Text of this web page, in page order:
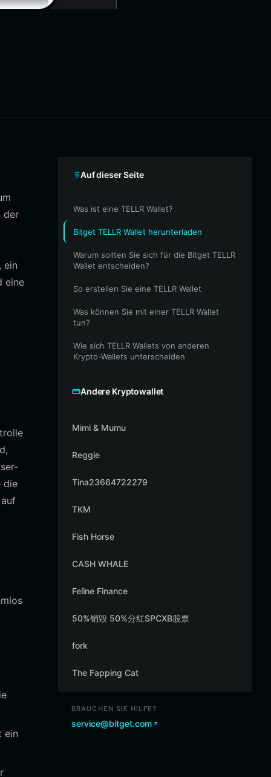
der
ein
eine
die
ein
Auf dieser Seite
Was ist eine TELLR Wallet?
Bitget TELLR Wallet herunterladen
Warum sollten Sie sich für die Bitget TELLR
Wallet entscheiden?
So erstellen Sie eine TELLR Wallet
Was können Sie mit einer TELLR Wallet
tun?
Wie sich TELLR Wallets von anderen
Krypto-Wallets unterscheiden
Andere Kryptowallet
Mimi & Mumu
Reggie
Tina23664722279
TKM
Fish Horse
CASH WHALE
Feline Finance
50%销毁 50%分红SPCXB股票
fork
The Fapping Cat
BRAUCHEN SIE HILFE?
service@bitget.com